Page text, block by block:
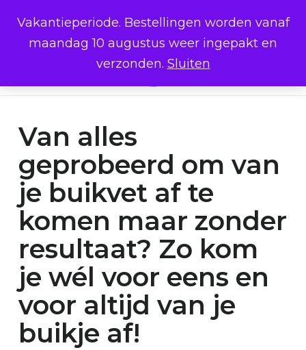
Vakantieperiode. Bestellingen worden vanaf
maandag 10 augustus weer ingepakt en
verzonden. Sluiten
main
minder: 5% korting vanaf €200 •
10% korting vanaf €350
Cart Close
Cart
Van alles
geprobeerd om van
je buikvet af te
komen maar zonder
resultaat? Zo kom
je wél voor eens en
voor altijd van je
buikje af!